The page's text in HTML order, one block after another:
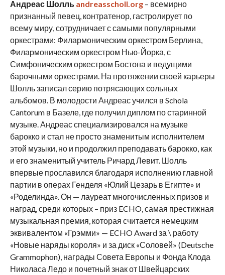
Андреас Шолль andreasscholl.org– всемирно
признанный певец, контратенор, гастролирует по
всему миру, сотрудничает с самыми популярными
оркестрами: Филармоническим оркестром Берлина,
Филармоническим оркестром Нью-Йорка, с
Симфоническим оркестром Бостона и ведущими
барочными оркестрами. На протяжении своей карьеры
Шолль записал серию потрясающих сольных
альбомов. В молодости Андреас учился в Schola
Cantorum в Базеле, где получил диплом по старинной
музыке. Андреас специализировался на музыке
барокко и стал не просто знаменитым исполнителем
этой музыки, но и продолжил преподавать барокко, как
и его знаменитый учитель Ричард Левит. Шолль
впервые прославился благодаря исполнению главной
партии в операх Генделя «Юлий Цезарь в Египте» и
«Роделинда». Он — лауреат многочисленных призов и
наград, среди которых – приз ECHO, самая престижная
музыкальная премия, которая считается немецким
эквивалентом «Грэмми» — ECHO Award за \ работу
«Новые наряды короля» и за диск «Соловей» (Deutsche
Grammophon), награды Совета Европы и Фонда Клода
Николаса Ледо и почетный знак от Швейцарских